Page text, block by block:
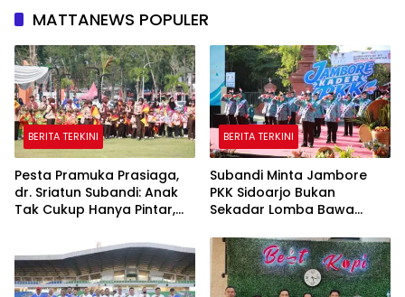
MATTANEWS POPULER
BERITA TERKINI
Pesta Pramuka Prasiaga,
dr. Sriatun Subandi: Anak
Tak Cukup Hanya Pintar,
Dibentuk Sejak Dini
BERITA TERKINI
Subandi Minta Jambore
PKK Sidoarjo Bukan
Sekadar Lomba Bawa
untuk Warga